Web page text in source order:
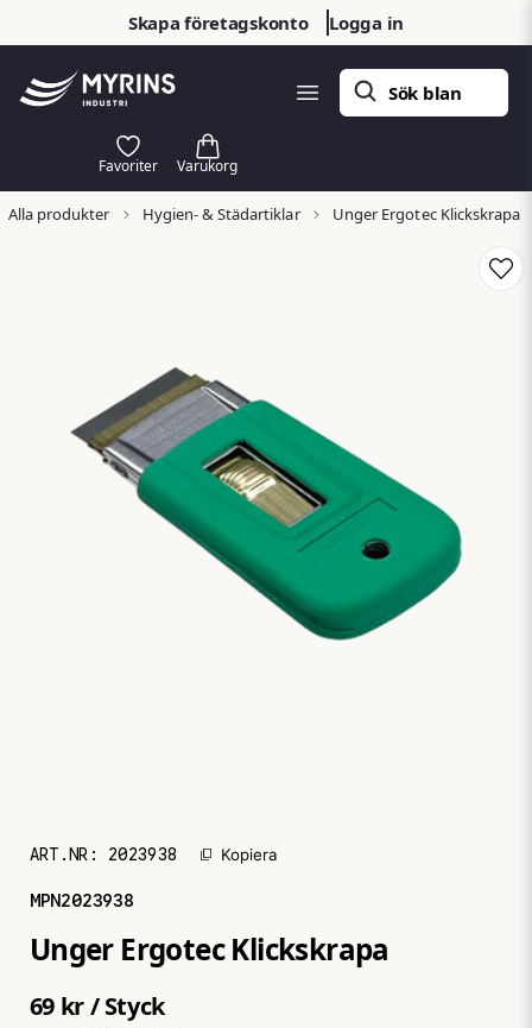
Skapa företagskonto Logga in
Alla produkter Hygien- & Städartiklar Unger Ergotec Klickskrapa
ART.NR: 2023938 Kopiera
MPN2023938
Unger Ergotec Klickskrapa
69 kr/ Styck